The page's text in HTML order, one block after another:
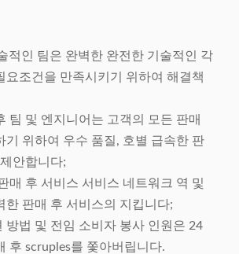
적인 팀은 완벽한 완전한 기술적인 각
요조건을 만족시키기 위하여 해결책
팀 및 엔지니어는 고객의 모든 판매
기 위하여 우수 품질, 호별 급속한 판
안합니다;
매 후 서비스 서비스 네트워크 역 및
한 판매 후 서비스의 지킵니다;
방법 및 전임 소비자 봉사 인원은 24
후 scruples를 쫓아버립니다.